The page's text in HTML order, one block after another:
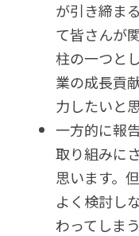
が引き締ま
て皆さんが
柱の一つと
業の成長貢
力したいと
一方的に報
取り組みに
思います。
よく検討し
わってしま